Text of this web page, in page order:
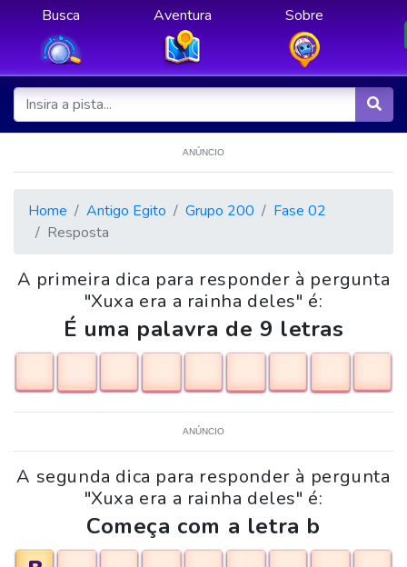
Busca Aventura Sobre
ANÚNCIO
Home Antigo Egito Grupo 200
Fase 02
Resposta
A primeira dica para responder à pergunta
"Xuxa era a rainha deles" é:
É uma palavra de 9 letras
ANÚNCIO
A segunda dica para responder à pergunta
"Xuxa era a rainha deles" é:
Começa com a letra b